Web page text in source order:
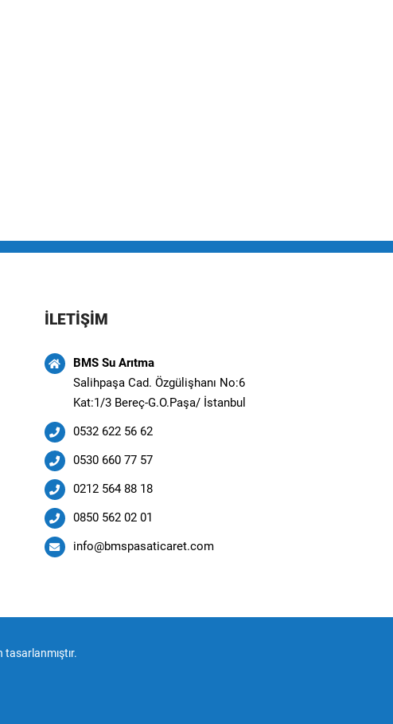
İLETİŞİM
BMS Su Arıtma
Salihpaşa Cad. Özgülişhanı No:6
Kat:1/3 Bereç-G.O.Paşa/ İstanbul
0532 622 56 62
0530 660 77 57
0212 564 88 18
0850 562 02 01
info@bmspasaticaret.com